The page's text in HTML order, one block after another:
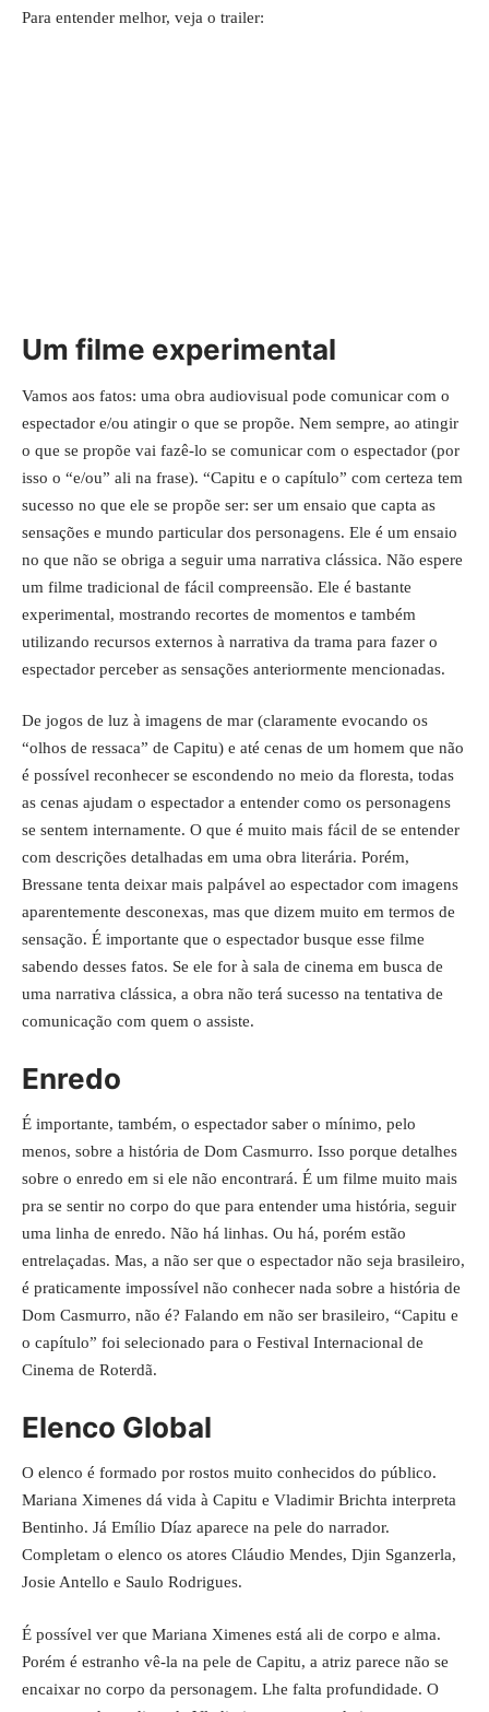
Para entender melhor, veja o trailer:
Um filme experimental
Vamos aos fatos: uma obra audiovisual pode comunicar com o
espectador e/ou atingir o que se propõe. Nem sempre, ao atingir
o que se propõe vai fazê-lo se comunicar com o espectador (por
isso o “e/ou” ali na frase). “Capitu e o capítulo” com certeza tem
sucesso no que ele se propõe ser: ser um ensaio que capta as
sensações e mundo particular dos personagens. Ele é um ensaio
no que não se obriga a seguir uma narrativa clássica. Não espere
um filme tradicional de fácil compreensão. Ele é bastante
experimental, mostrando recortes de momentos e também
utilizando recursos externos à narrativa da trama para fazer o
espectador perceber as sensações anteriormente mencionadas.
De jogos de luz à imagens de mar (claramente evocando os
“olhos de ressaca” de Capitu) e até cenas de um homem que não
é possível reconhecer se escondendo no meio da floresta, todas
as cenas ajudam o espectador a entender como os personagens
se sentem internamente. O que é muito mais fácil de se entender
com descrições detalhadas em uma obra literária. Porém,
Bressane tenta deixar mais palpável ao espectador com imagens
aparentemente desconexas, mas que dizem muito em termos de
sensação. É importante que o espectador busque esse filme
sabendo desses fatos. Se ele for à sala de cinema em busca de
uma narrativa clássica, a obra não terá sucesso na tentativa de
comunicação com quem o assiste.
Enredo
É importante, também, o espectador saber o mínimo, pelo
menos, sobre a história de Dom Casmurro. Isso porque detalhes
sobre o enredo em si ele não encontrará. É um filme muito mais
pra se sentir no corpo do que para entender uma história, seguir
uma linha de enredo. Não há linhas. Ou há, porém estão
entrelaçadas. Mas, a não ser que o espectador não seja brasileiro,
é praticamente impossível não conhecer nada sobre a história de
Dom Casmurro, não é? Falando em não ser brasileiro, “Capitu e
o capítulo” foi selecionado para o Festival Internacional de
Cinema de Roterdã.
Elenco Global
O elenco é formado por rostos muito conhecidos do público.
Mariana Ximenes dá vida à Capitu e Vladimir Brichta interpreta
Bentinho. Já Emílio Díaz aparece na pele do narrador.
Completam o elenco os atores Cláudio Mendes, Djin Sganzerla,
Josie Antello e Saulo Rodrigues.
É possível ver que Mariana Ximenes está ali de corpo e alma.
Porém é estranho vê-la na pele de Capitu, a atriz parece não se
encaixar no corpo da personagem. Lhe falta profundidade. O